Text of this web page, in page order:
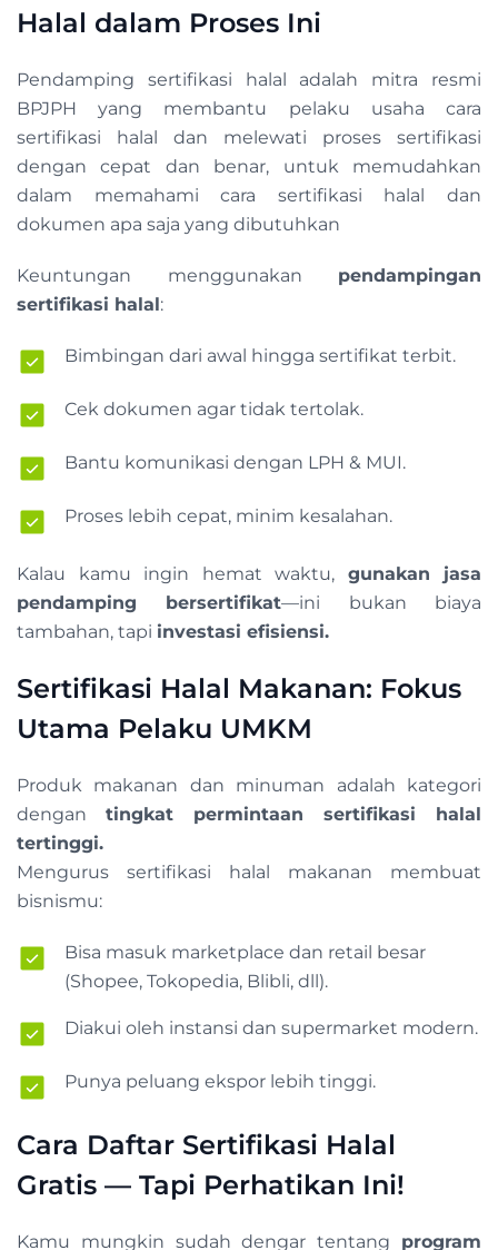
Halal dalam Proses Ini
Pendamping sertifikasi halal adalah mitra resmi
BPJPH yang membantu pelaku usaha cara
sertifikasi halal dan melewati proses sertifikasi
dengan cepat dan benar, untuk memudahkan
dalam memahami cara sertifikasi halal dan
dokumen apa saja yang dibutuhkan
Keuntungan menggunakan pendampingan
sertifikasi halal:
Bimbingan dari awal hingga sertifikat terbit.
Cek dokumen agar tidak tertolak.
Bantu komunikasi dengan LPH & MUI.
Proses lebih cepat, minim kesalahan.
Kalau kamu ingin hemat waktu, gunakan jasa
pendamping bersertifikat—ini bukan biaya
tambahan, tapi investasi efisiensi.
Sertifikasi Halal Makanan: Fokus
Utama Pelaku UMKM
Produk makanan dan minuman adalah kategori
dengan tingkat permintaan sertifikasi halal
tertinggi.
Mengurus sertifikasi halal makanan membuat
bisnismu:
Bisa masuk marketplace dan retail besar
(Shopee, Tokopedia, Blibli, dll).
Diakui oleh instansi dan supermarket modern.
Punya peluang ekspor lebih tinggi.
Cara Daftar Sertifikasi Halal
Gratis — Tapi Perhatikan Ini!
Kamu mungkin sudah dengar tentang program